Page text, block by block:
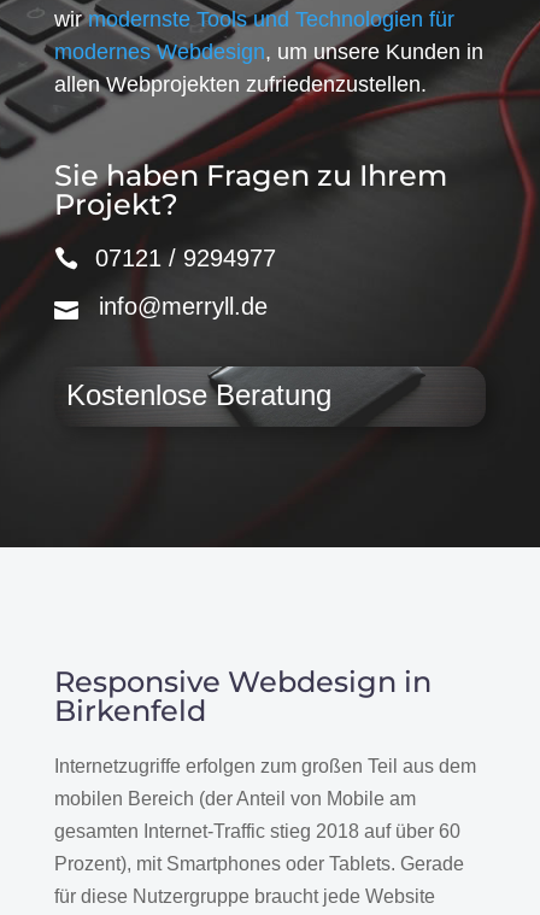
wirmodernste Tools und Technologien für
modernes Webdesign, um unsere Kunden in
allen Webprojekten zufriedenzustellen.
Sie haben Fragen zu Ihrem
Projekt?
07121 / 9294977
info@merryll.de
Kostenlose Beratung
Responsive Webdesign in
Birkenfeld
Internetzugriffe erfolgen zum großen Teil aus dem
mobilen Bereich (der Anteil von Mobile am
gesamten Internet-Traffic stieg 2018 auf über 60
Prozent), mit Smartphones oder Tablets. Gerade
für diese Nutzergruppe braucht jede Website